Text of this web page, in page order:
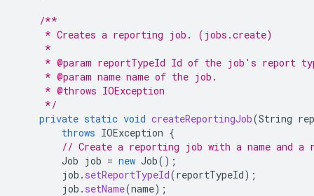
/**
     * Creates a reporting job. (jobs.create)
     *
* @param reportTypeId Id of the job's report
     * @param name name of the job.
     * @throws IOException
     */
private static void createReportingJob(String
throws IOException {
// Create a reporting job with a name and
Job job = new Job();
job . setReportTypeId(reportTypeId);
job . setName(name);